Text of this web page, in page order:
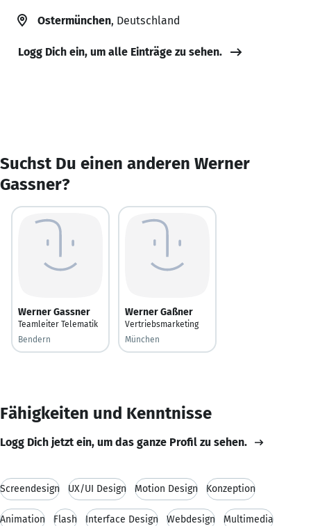
Ostermünchen, Deutschland
Logg Dich ein, um alle Einträge zu sehen.
Suchst Du einen anderen Werner
Gassner?
Werner Gassner
Teamleiter Telematik
Bendern
Werner Gaßner
Vertriebsmarketing
München
Fähigkeiten und Kenntnisse
Logg Dich jetzt ein, um das ganze Profil zu sehen.
Screendesign UX/UI Design Motion Design Konzeption
Animation Flash Interface Design Webdesign Multimedia